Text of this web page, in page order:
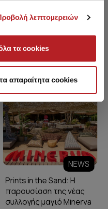
λεπτομερειών
τα cookies
απαραίτητα cookies
Blog
NEWS
Prints in the Sand: Η
παρουσίαση της νέας
συλλογής μαγιό Minerva